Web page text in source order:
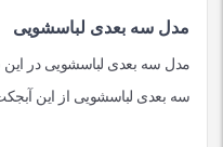
مدل سه بعدی لباسشویی
مدل سه بعدی لباسشویی در این
سه بعدی لباسشویی از این آبجکت